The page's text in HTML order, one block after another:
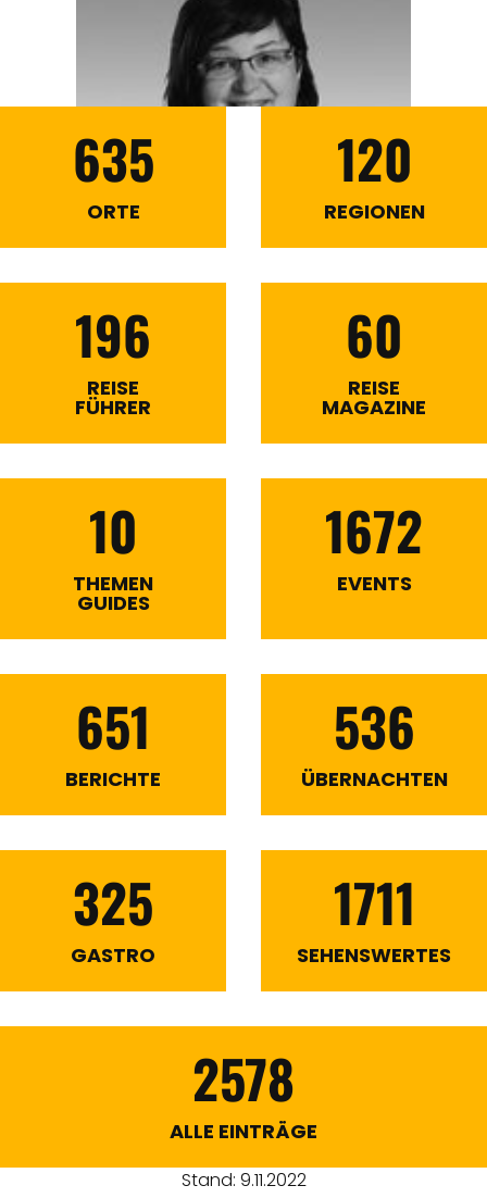
635
ORTE
120
REGIONEN
196
REISE
FÜHRER
60
REISE
MAGAZINE
10
THEMEN
GUIDES
1672
EVENTS
651
BERICHTE
536
ÜBERNACHTEN
325
GASTRO
1711
SEHENSWERTES
2578
ALLE EINTRÄGE
Stand: 9.11.2022